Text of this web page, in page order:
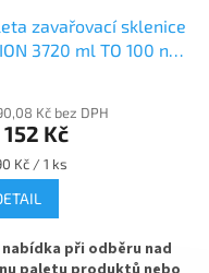
zavařovací sklenice
3720 ml TO 100 na
Kč bez DPH
Kč
Kč / 1 ks
nabídka při odběru nad